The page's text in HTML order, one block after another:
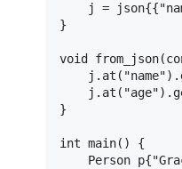
    j = json{{
}
void from_json(
    j.
at ( "name").
    j.
at ( "age").
}
int main()
{
    Person p{